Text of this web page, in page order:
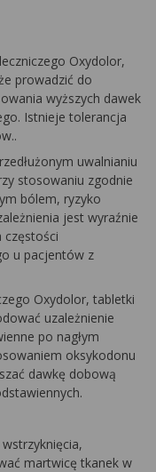
Oxydolor,
prowadzić do
wyższych dawek
Istnieje tolerancja
uwalnianiu
stosowaniu zgodnie
bólem, ryzyko
jest wyraźnie
częstości
u pacjentów z
Oxydolor, tabletki
uzależnienie
po nagłym
oksykodonu
dawkę dobową
martwicę tkanek w